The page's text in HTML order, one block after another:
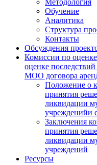
Методология
Обучение
Аналитика
Структура
Контакты
Обсуждения
Комиссии по
оценке
МОО договора
Положение о
принятия
ликвидации
учрежденийи
Заключения
принятия
ликвидации
учреждений
Ресурсы